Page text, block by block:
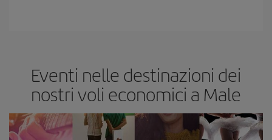
Eventi nelle destinazioni dei
nostri voli economici a Male